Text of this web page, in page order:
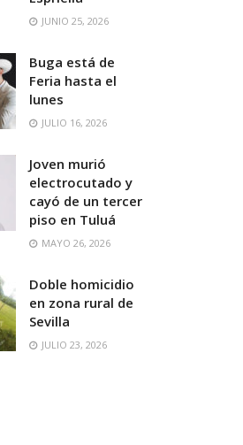
JUNIO 25, 2026
Buga está de
Feria hasta el
lunes
JULIO 16, 2026
Joven murió
electrocutado y
cayó de un tercer
piso en Tuluá
MAYO 26, 2026
Doble homicidio
en zona rural de
Sevilla
JULIO 23, 2026